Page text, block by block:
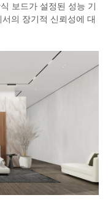
보드가 설정된 성능 기
의 장기적 신뢰성에 대